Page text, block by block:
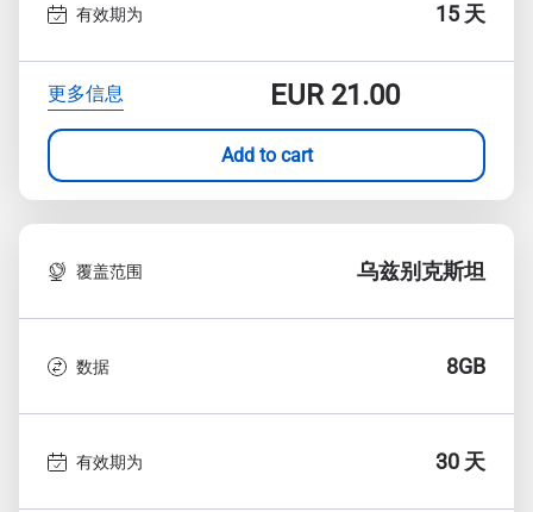
有效期为 15 天
更多信息 EUR21.00
Add to cart
覆盖范围 乌兹别克斯坦
数据 8GB
有效期为 30 天